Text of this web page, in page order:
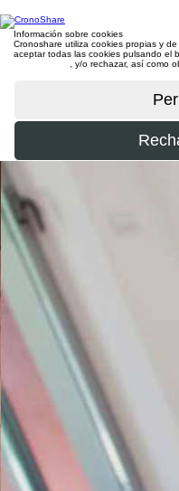
Información sobre cookies
Cronoshare utiliza cookies propias y
aceptar todas las cookies pulsando el
, y/o rechazar, así como